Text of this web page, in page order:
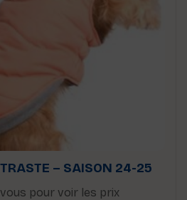
– SAISON 24-25
pour voir les prix